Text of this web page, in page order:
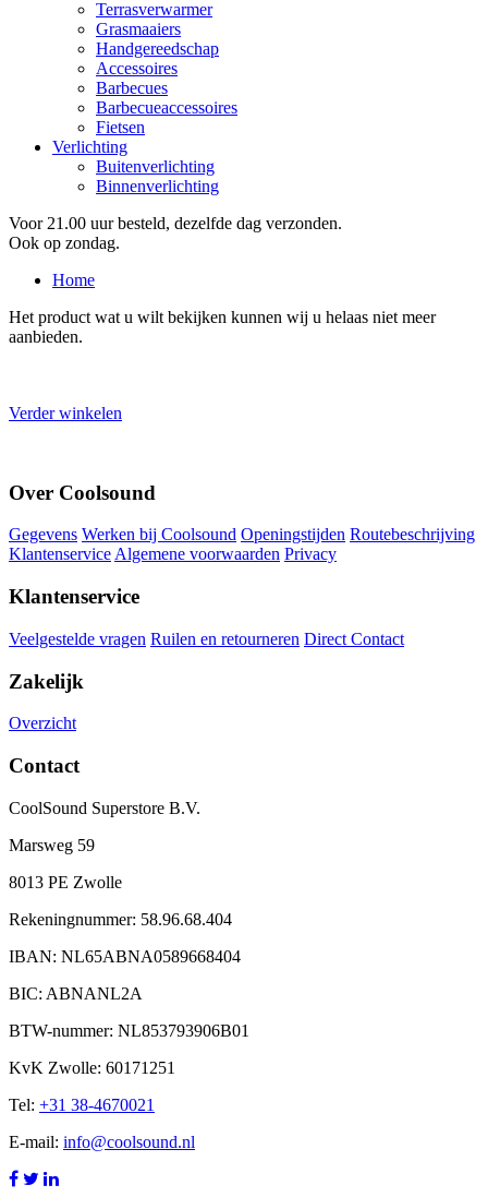
Terrasverwarmer
Grasmaaiers
Handgereedschap
Accessoires
Barbecues
Barbecueaccessoires
Fietsen
Verlichting
Buitenverlichting
Binnenverlichting
Voor 21.00 uur besteld, dezelfde dag verzonden.
Ook op zondag.
Home
Het product wat u wilt bekijken kunnen wij u helaas niet meer
aanbieden.
Verder winkelen
Over Coolsound
Gegevens Werken bij Coolsound Openingstijden Routebeschrijving
KlantenserviceAlgemene voorwaarden Privacy
Klantenservice
Veelgestelde vragen Ruilen en retourneren Direct Contact
Zakelijk
Overzicht
Contact
CoolSound Superstore B.V.
Marsweg 59
8013 PE Zwolle
Rekeningnummer: 58.96.68.404
IBAN: NL65ABNA0589668404
BIC: ABNANL2A
BTW-nummer: NL853793906B01
KvK Zwolle: 60171251
Tel: +31 38-4670021
E-mail: info@coolsound.nl